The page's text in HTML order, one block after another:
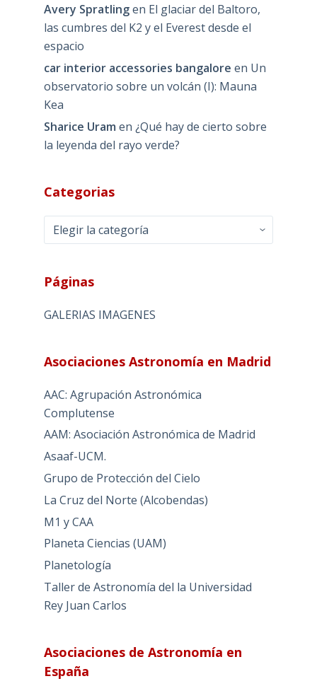
Avery Spratlingen El glaciar del Baltoro,
las cumbres del K2 y el Everest desde el
espacio
car interior accessories bangalore en Un
observatorio sobre un volcán (I): Mauna
Kea
Sharice Uram en ¿Qué hay de cierto sobre
la leyenda del rayo verde?
Categorias
Categorias
Páginas
GALERIAS IMAGENES
Asociaciones Astronomía en Madrid
AAC: Agrupación Astronómica
Complutense
AAM: Asociación Astronómica de Madrid
Asaaf-UCM.
Grupo de Protección del Cielo
La Cruz del Norte (Alcobendas)
M1 y CAA
Planeta Ciencias (UAM)
Planetología
Taller de Astronomía del la Universidad
Rey Juan Carlos
Asociaciones de Astronomía en
España